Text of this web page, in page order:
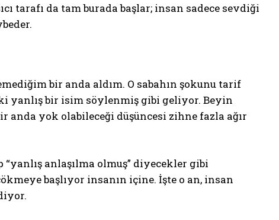
tarafı da tam burada başlar; insan sadece sevdiği
bir anda aldım. O sabahın şokunu tarif
yanlış bir isim söylenmiş gibi geliyor. Beyin
yok olabileceği düşüncesi zihne fazla ağır
anlaşılma olmuş” diyecekler gibi
başlıyor insanın içine. İşte o an, insan